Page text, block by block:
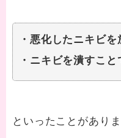
・悪化したニキビ
・ニキビを潰すこ
といったことがありま